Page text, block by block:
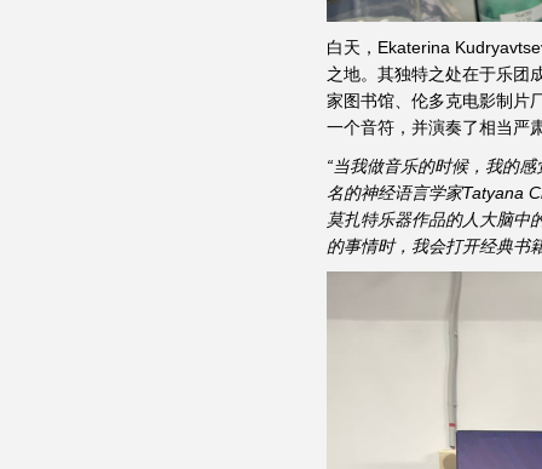
白天，Ekaterina
之地。其独特之处在于乐团
家图书馆、伦多克电影制片
一个音符，并演奏了相当严
“当我做音乐的时候，我的
名的神经语言学家Tatyana
莫扎特乐器作品的人大脑中
的事情时，我会打开经典书